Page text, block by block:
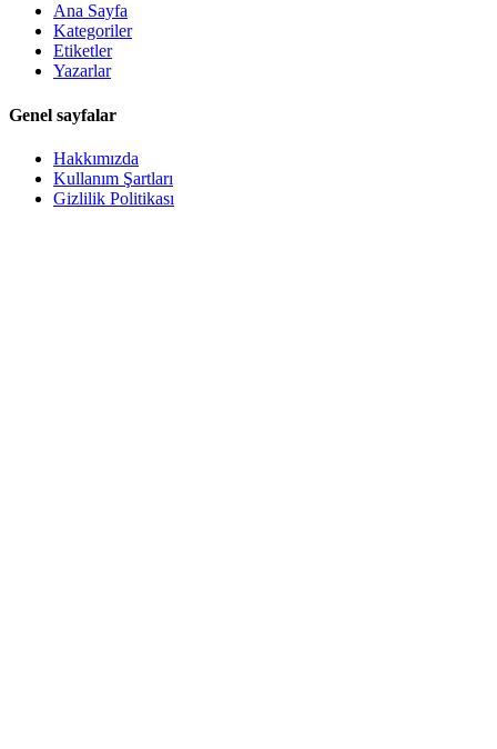
Ana Sayfa
Kategoriler
Etiketler
Yazarlar
Genel sayfalar
Hakkımızda
Kullanım Şartları
Gizlilik Politikası